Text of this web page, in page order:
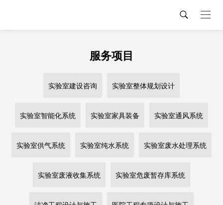
服务项目
实验室建设咨询 实验室整体规划设计
实验室智能化系统 实验室家具装备 实验室通风系统
实验室供气系统 实验室纯水系统 实验室废水处理系统
实验室废液收集系统 实验室危废暂存库系统